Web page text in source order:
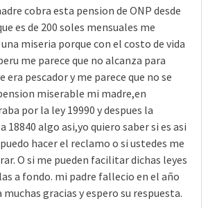
cobra esta pension de ONP desde
es de 200 soles mensuales me
una miseria porque con el costo de vida
me parece que no alcanza para
era pescador y me parece que no se
miserable mi madre,en
por la ley 19990 y despues la
18840 algo asi,yo quiero saber si es asi
hacer el reclamo o si ustedes me
O si me pueden facilitar dichas leyes
a fondo. mi padre fallecio en el año
muchas gracias y espero su respuesta.